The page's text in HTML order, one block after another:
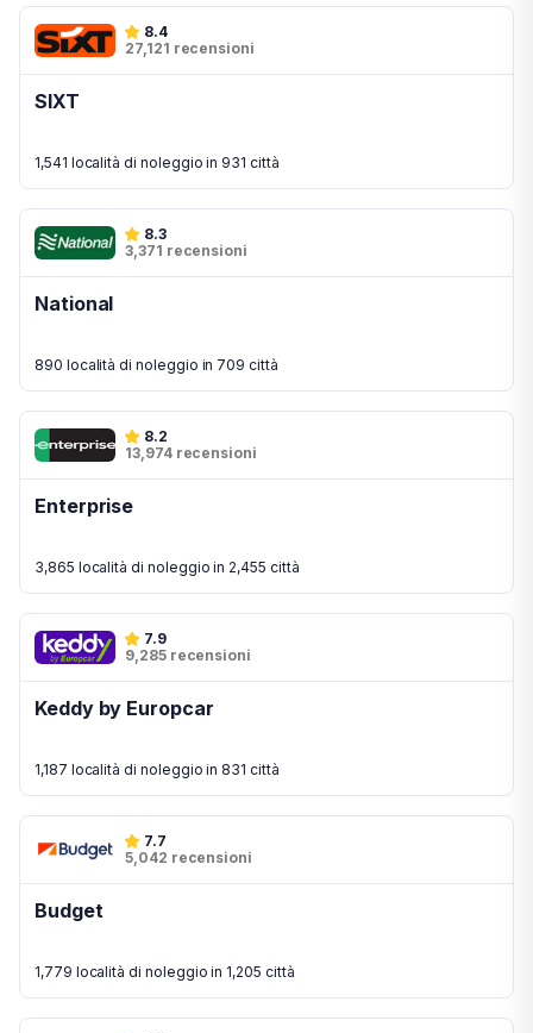
8.4
27,121 recensioni
SIXT
1,541 località di noleggio in 931 città
8.3
3,371 recensioni
National
890 località di noleggio in 709 città
8.2
13,974 recensioni
Enterprise
3,865 località di noleggio in 2,455 città
7.9
9,285 recensioni
Keddy by Europcar
1,187 località di noleggio in 831 città
7.7
5,042 recensioni
Budget
1,779 località di noleggio in 1,205 città